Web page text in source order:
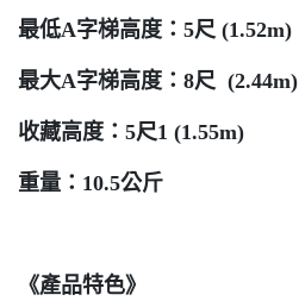
最低A字梯高度：5尺 (1.52m)
最大A字梯高度：8尺 (2.44m)
收藏高度：5尺1 (1.55m)
重量：10.5公斤
《產品特色》